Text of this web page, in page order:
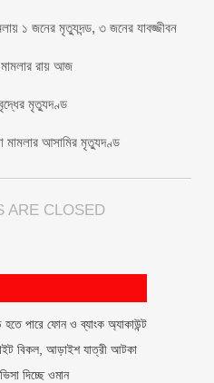
১ জনের মৃত্যুদন্ড, ৩ জনের যাবজ্জীবন
রায় আজ
বৃদ্ধের মৃত্যুদণ্ড
মামলার আসামির মৃত্যুদণ্ড
ARE CLOSED
পারে ফোন ও ব্যাংক অ্যাকাউন্ট
বিকল, আড়াইশ যাত্রী আটকা
দিচ্ছে ওমান